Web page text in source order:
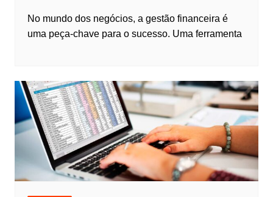
No mundo dos negócios, a gestão financeira é
uma peça-chave para o sucesso. Uma ferramenta